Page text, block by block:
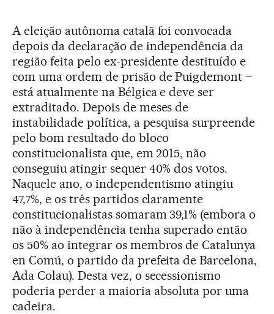
A eleição autônoma catalã foi convocada
depois da declaração de independência da
região feita pelo ex-presidente destituído e
com uma ordem de prisão de Puigdemont –
está atualmente na Bélgica e deve ser
extraditado. Depois de meses de
instabilidade política, a pesquisa surpreende
pelo bom resultado do bloco
constitucionalista que, em 2015, não
conseguiu atingir sequer 40% dos votos.
Naquele ano, o independentismo atingiu
47,7%, e os três partidos claramente
constitucionalistas somaram 39,1% (embora o
não à independência tenha superado então
os 50% ao integrar os membros de Catalunya
en Comú, o partido da prefeita de Barcelona,
Ada Colau). Desta vez, o secessionismo
poderia perder a maioria absoluta por uma
cadeira.